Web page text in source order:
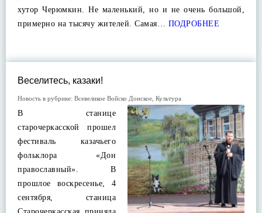
хутор Черюмкин. Не маленький, но и не очень большой,
примерно на тысячу жителей. Самая… ПОДРОБНЕЕ
Веселитесь, казаки!
Новость в рубрике: Всевеликое Войско Донское Культура
В станице
старочеркасской прошел
фестиваль казачьего
фольклора «Дон
православный». В
прошлое воскресенье, 4
сентября, станица